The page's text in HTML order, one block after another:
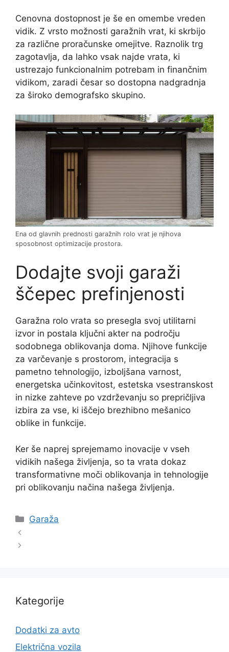
Cenovna dostopnost je še en omembe vreden
vidik. Z vrsto možnosti garažnih vrat, ki skrbijo
za različne proračunske omejitve. Raznolik trg
zagotavlja, da lahko vsak najde vrata, ki
ustrezajo funkcionalnim potrebam in finančnim
vidikom, zaradi česar so dostopna nadgradnja
za široko demografsko skupino.
Ena od glavnih prednosti garažnih rolo vrat je njihova
sposobnost optimizacije prostora.
Dodajte svoji garaži
ščepec prefinjenosti
Garažna rolo vrata so presegla svoj utilitarni
izvor in postala ključni akter na področju
sodobnega oblikovanja doma. Njihove funkcije
za varčevanje s prostorom, integracija s
pametno tehnologijo, izboljšana varnost,
energetska učinkovitost, estetska vsestranskost
in nizke zahteve po vzdrževanju so prepričljiva
izbira za vse, ki iščejo brezhibno mešanico
oblike in funkcije.
Ker še naprej sprejemamo inovacije v vseh
vidikih našega življenja, so ta vrata dokaz
transformativne moči oblikovanja in tehnologije
pri oblikovanju načina našega življenja.
Categories
Garaža
Kategorije
Dodatki za avto
Električna vozila